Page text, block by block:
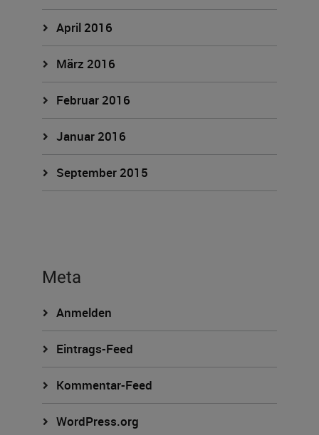
April 2016
März 2016
Februar 2016
Januar 2016
September 2015
Meta
Anmelden
Eintrags-Feed
Kommentar-Feed
WordPress.org